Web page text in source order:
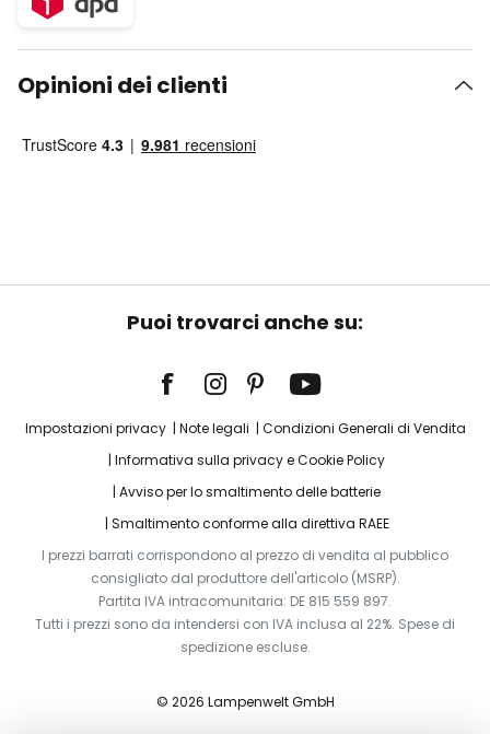
Opinioni dei clienti
Puoi trovarci anche su:
Impostazioni privacy Note legali
Condizioni Generali di Vendita
Informativa sulla privacy e Cookie Policy
Avviso per lo smaltimento delle batterie
Smaltimento conforme alla direttiva RAEE
I prezzi barrati corrispondono al prezzo di vendita al pubblico
consigliato dal produttore dell'articolo (MSRP).
Partita IVA intracomunitaria: DE 815 559 897.
Tutti i prezzi sono da intendersi con IVA inclusa al 22%. Spese di
spedizione escluse.
© 2026 Lampenwelt GmbH